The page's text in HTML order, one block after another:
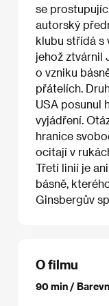
se
autorský
klubu střídá s
jehož ztvárnil
o vzniku
přátelích.
USA posunul
vyjádření.
hranice
ocitají v
Třetí linií je
básně,
Ginsbergův
O filmu
90 min /